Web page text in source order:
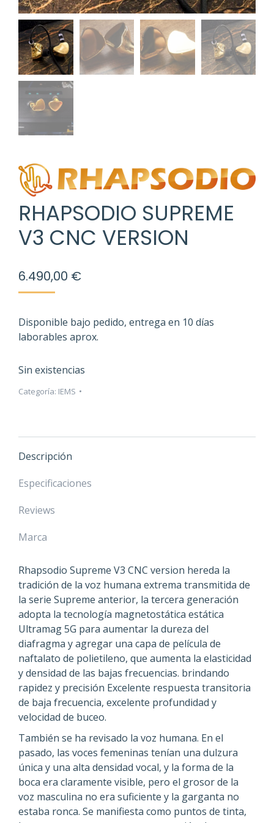
RHAPSODIO SUPREME
V3 CNC VERSION
6.490,00 €
Disponible bajo pedido, entrega en 10 días
laborables aprox.
Sin existencias
Categoría: IEMS
Descripción
Especificaciones
Reviews
Marca
Rhapsodio Supreme V3 CNC version hereda la
tradición de la voz humana extrema transmitida de
la serie Supreme anterior, la tercera generación
adopta la tecnología magnetostática estática
Ultramag 5G para aumentar la dureza del
diafragma y agregar una capa de película de
naftalato de polietileno, que aumenta la elasticidad
y densidad de las bajas frecuencias. brindando
rapidez y precisión Excelente respuesta transitoria
de baja frecuencia, excelente profundidad y
velocidad de buceo.
También se ha revisado la voz humana. En el
pasado, las voces femeninas tenían una dulzura
única y una alta densidad vocal, y la forma de la
boca era claramente visible, pero el grosor de la
voz masculina no era suficiente y la garganta no
estaba ronca. Se manifiesta como puntos de tinta,